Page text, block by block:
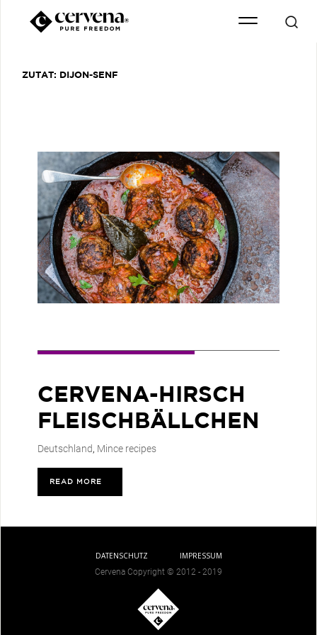
ZUTAT: DIJON-SENF
CERVENA-HIRSCH
FLEISCHBÄLLCHEN
Deutschland, Mince recipes
READ MORE
DATENSCHUTZ
IMPRESSUM
Cervena Copyright © 2012 - 2019